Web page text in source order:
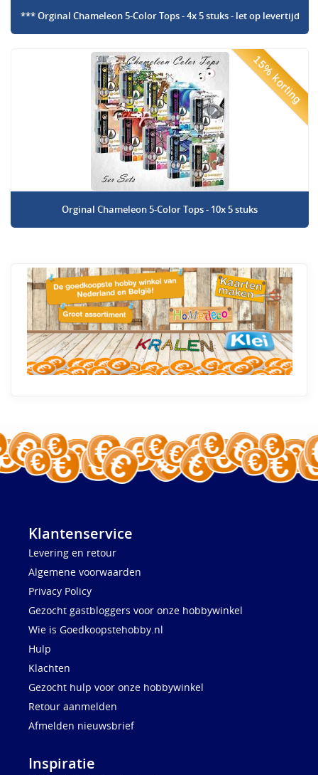
*** Orginal Chameleon 5-Color Tops - 4x 5 stuks - let op levertijd
15% korting
Orginal Chameleon 5-Color Tops - 10x 5 stuks
Klantenservice
Levering en retour
Algemene voorwaarden
Privacy Policy
Gezocht gastbloggers voor onze hobbywinkel
Wie is Goedkoopstehobby.nl
Hulp
Klachten
Gezocht hulp voor onze hobbywinkel
Retour aanmelden
Afmelden nieuwsbrief
Inspiratie